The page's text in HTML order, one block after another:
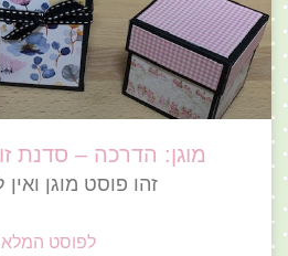
מוגן: הדרכה – סדנת
זהו פוסט מוגן
לפוסט